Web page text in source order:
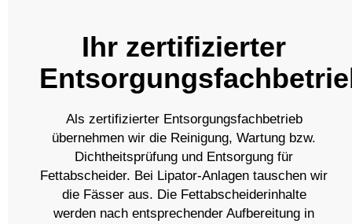
Ihr zertifizierter
Als zertifizierter Entsorgungsfachbetrieb
übernehmen wir die Reinigung, Wartung bzw.
Dichtheitsprüfung und Entsorgung für
Fettabscheider. Bei Lipator-Anlagen tauschen wir
die Fässer aus. Die Fettabscheiderinhalte
werden nach entsprechender Aufbereitung in